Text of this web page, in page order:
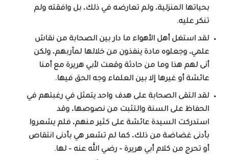
بحياتها المنزلية، ولم تعارضه في ذلك، بل وافقته ولم
تنكر عليه.
لقد استغل أهل الأهواء ما دار بين الصحابة من نقاش
علمي، وجعلوه مادة ينفذون من خلالها لمآربهم، ولكن
أنى لهم هذا وما من حادثة وقعت لأبي هريرة مع أمنا
عائشة أو غيرها إلا بين العلماء وجه الحق فيها.
لقد التقى الصحابة على هدف واحد يتمثل في رغبتهم في
الحفاظ على السنة والتثبت من نصوصها، وقد
استدركت السيدة عائشة على كثير منهم، فلم يشعروا
بأدنى غضاضة من ذلك، كما لم تشعر هي بأدنى انتقاص
أو تحرج من كلام أبي هريرة – رضي الله عنه – لها.